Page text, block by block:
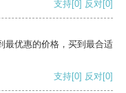
支持[0] 反对[0]
最优惠的价格，买到最合适
支持[0] 反对[0]